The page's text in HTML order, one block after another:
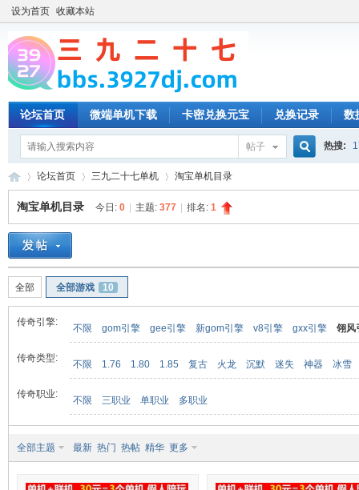
设为首页 收藏本站
论坛首页 微端单机下载 卡密兑换元宝 兑换记录 数
帖子 热搜:
»
论坛首页 三九二十七单机 淘宝单机目录
淘宝单机目录 今日: 0 主题: 377 排名: 1
全部 全部游戏 10
传奇引擎:
不限 gom引擎 gee引擎 新gom引擎 v8引擎 gxx引擎 翎风
传奇类型:
不限 1.76 1.80 1.85 复古 火龙 沉默 迷失 神器 冰雪
传奇职业:
不限 三职业 单职业 多职业
全部主题 最新 热门 热帖 精华 更多